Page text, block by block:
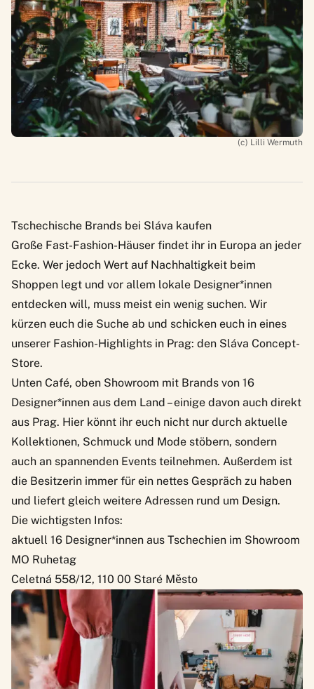
(c) Lilli Wermuth
Tschechische Brands bei Sláva kaufen
Große Fast-Fashion-Häuser findet ihr in Europa an jeder
Ecke. Wer jedoch Wert auf Nachhaltigkeit beim
Shoppen legt und vor allem lokale Designer*innen
entdecken will, muss meist ein wenig suchen. Wir
kürzen euch die Suche ab und schicken euch in eines
unserer Fashion-Highlights in Prag: den Sláva Concept-
Store.
Unten Café, oben Showroom mit Brands von 16
Designer*innen aus dem Land – einige davon auch direkt
aus Prag. Hier könnt ihr euch nicht nur durch aktuelle
Kollektionen, Schmuck und Mode stöbern, sondern
auch an spannenden Events teilnehmen. Außerdem ist
die Besitzerin immer für ein nettes Gespräch zu haben
und liefert gleich weitere Adressen rund um Design.
Die wichtigsten Infos:
aktuell 16 Designer*innen aus Tschechien im Showroom
MO Ruhetag
Celetná 558/12, 110 00 Staré Město